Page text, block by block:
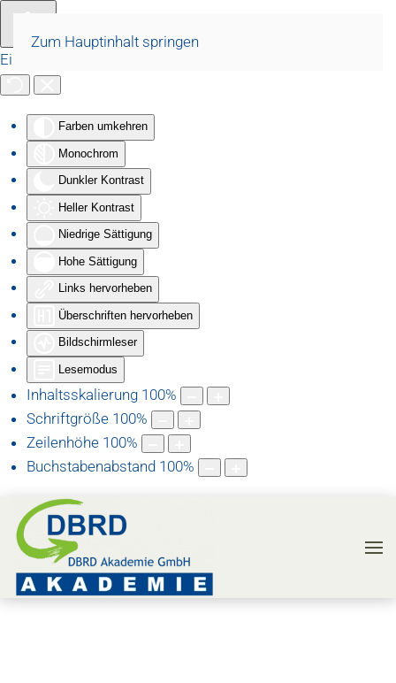
Eingabehilfen öffnen
Farben umkehren
Monochrom
Dunkler Kontrast
Heller Kontrast
Niedrige Sättigung
Hohe Sättigung
Links hervorheben
Überschriften hervorheben
Bildschirmleser
Lesemodus
Inhaltsskalierung 100%
Schriftgröße 100%
Zeilenhöhe 100%
Buchstabenabstand 100%
Zum Hauptinhalt springen